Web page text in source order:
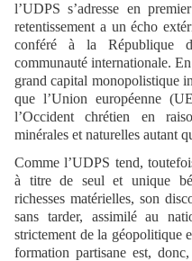
l’UDPS s’adresse en
retentissement a un écho
conféré à la République
communauté internationale.
grand capital monopolistique
que l’Union européenne
l’Occident chrétien en
minérales et naturelles autant
Comme l’UDPS tend,
à titre de seul et unique
richesses matérielles, son
sans tarder, assimilé au
strictement de la géopolitique
formation partisane est,